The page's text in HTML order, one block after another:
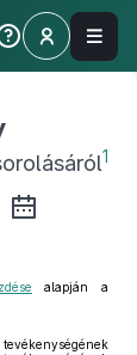
1
alapján a